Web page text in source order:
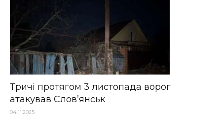
Тричі протягом 3 листопада ворог
атакував Слов’янськ
04.11.2025